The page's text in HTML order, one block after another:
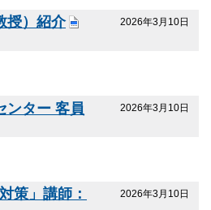
2026年3月10日
授）紹介
2026年3月10日
ンター 客員
2026年3月10日
策」講師：